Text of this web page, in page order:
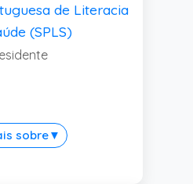
de Literacia
(SPLS)
sobre▼